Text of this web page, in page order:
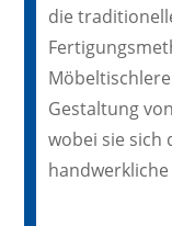
die
Gestaltung
wobei sie sich